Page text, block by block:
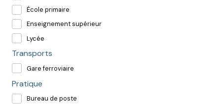
École primaire
Enseignement supérieur
Lycée
Transports
Gare ferroviaire
Pratique
Bureau de poste